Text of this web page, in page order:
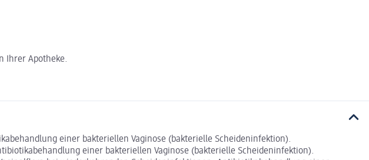
Ihrer Apotheke.
einer bakteriellen Vaginose (bakterielle Scheideninfektion).
einer bakteriellen Vaginose (bakterielle Scheideninfektion).